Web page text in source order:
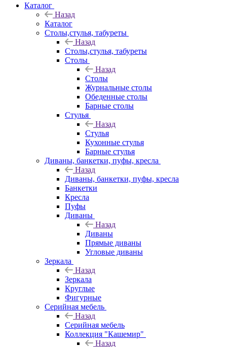
Каталог
Назад
Каталог
Столы,стулья, табуреты
Назад
Столы,стулья, табуреты
Столы
Назад
Столы
Журнальные столы
Обеденные столы
Барные столы
Стулья
Назад
Стулья
Кухонные стулья
Барные стулья
Диваны, банкетки, пуфы, кресла
Назад
Диваны, банкетки, пуфы, кресла
Банкетки
Кресла
Пуфы
Диваны
Назад
Диваны
Прямые диваны
Угловые диваны
Зеркала
Назад
Зеркала
Круглые
Фигурные
Серийная мебель
Назад
Серийная мебель
Коллекция "Кашемир"
Назад